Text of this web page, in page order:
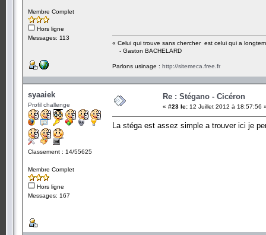
Membre Complet
Hors ligne
Messages: 113
« Celui qui trouve sans chercher est celui qui a
- Gaston BACHELARD
Parlons usinage : http://sitemeca.free.fr
syaaiek
Profil challenge
Classement : 14/55625
Membre Complet
Hors ligne
Messages: 167
Re : Stégano - Cicéron
« #23 le: 12 Juillet 2012 à 18:57:56
La stéga est assez simple a trouver ici je